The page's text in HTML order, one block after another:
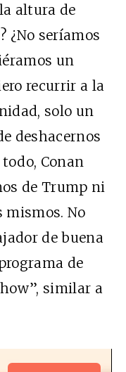
altura de
¿No seríamos
un
recurrir a la
solo un
deshacernos
Conan
de Trump ni
mismos. No
de buena
de
similar a